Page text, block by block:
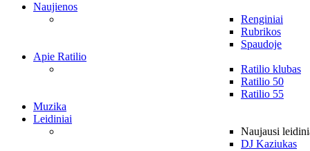
Naujienos
Renginiai
Rubrikos
Spaudoje
Apie Ratilio
Ratilio klubas
Ratilio 50
Ratilio 55
Muzika
Leidiniai
Naujausi
DJ Kaziukas